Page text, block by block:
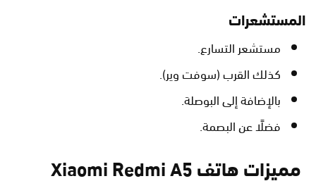
المستشعرات
مستشعر التسارع.
كذلك القرب (سوفت وير).
بالإضافة إلى البوصلة.
فضلًا عن البصمة.
مميزات هاتف Xiaomi Redmi A5